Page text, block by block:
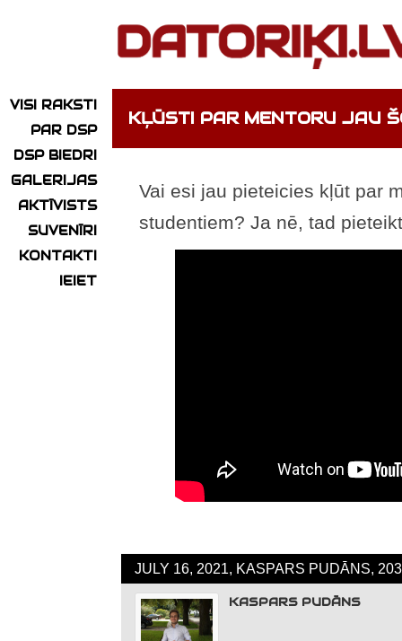
VISI RAKSTI
PAR DSP
DSP BIEDRI
GALERIJAS
AKTĪVISTS
SUVENĪRI
KONTAKTI
IEIET
KĻŪSTI PAR MENTORU JAU
Vai esi jau pieteicies kļūt par
studentiem? Ja nē, tad
JULY 16, 2021, KASPARS PUDĀNS,
KASPARS PUDĀNS